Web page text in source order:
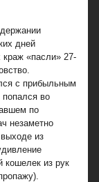
дней
краж «пасли» 27-
с прибыльным
во
по
незаметно
из
кошелек из рук